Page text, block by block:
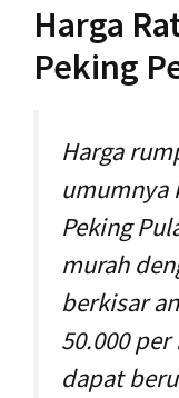
Harga
Peking
Harga
umumnya
Peking
murah
berkisar
50.000
dapat